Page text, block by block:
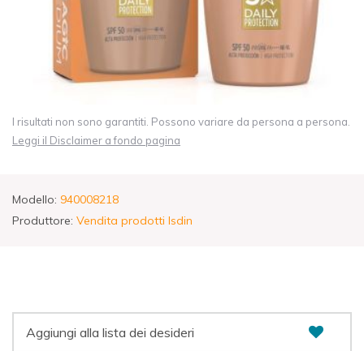
I risultati non sono garantiti. Possono variare da persona a persona.
Leggi il Disclaimer a fondo pagina
Modello: 940008218
Produttore: Vendita prodotti Isdin
Aggiungi alla lista dei desideri